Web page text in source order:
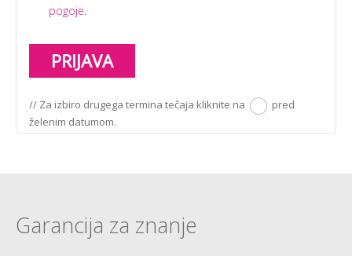
pogoje.
PRIJAVA
// Za izbiro drugega termina tečaja kliknite na
pred
želenim datumom.
Garancija za znanje